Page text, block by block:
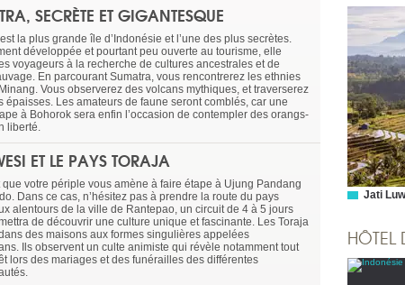
SECRÈTE ET GIGANTESQUE
la plus grande île d’Indonésie et l’une des plus secrètes.
développée et pourtant peu ouverte au tourisme, elle
voyageurs à la recherche de cultures ancestrales et de
En parcourant Sumatra, vous rencontrerez les ethnies
Vous observerez des volcans mythiques, et traverserez
épaisses. Les amateurs de faune seront comblés, car une
à Bohorok sera enfin l’occasion de contempler des orangs-
liberté.
ET LE PAYS TORAJA
que votre périple vous amène à faire étape à Ujung Pandang
Dans ce cas, n’hésitez pas à prendre la route du pays
alentours de la ville de Rantepao, un circuit de 4 à 5 jours
de découvrir une culture unique et fascinante. Les Toraja
des maisons aux formes singulières appelées
Ils observent un culte animiste qui révèle notamment tout
lors des mariages et des funérailles des différentes
Jati
HÔTEL